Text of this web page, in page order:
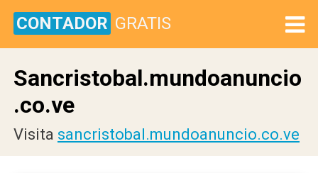
CONTADOR GRATIS
Sancristobal.mundoanuncio
.co.ve
Visita sancristobal.mundoanuncio.co.ve